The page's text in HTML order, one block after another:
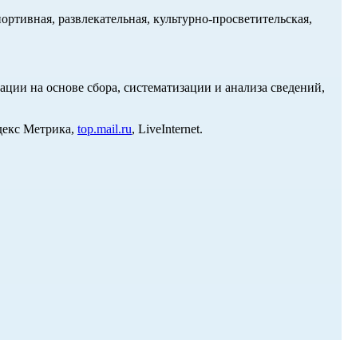
развлекательная, культурно-просветительская,
на основе сбора, систематизации и анализа сведений,
Метрика, top.mail.ru, LiveInternet.